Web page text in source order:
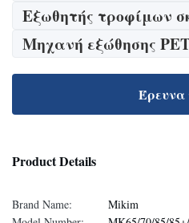
Εξωθητής τροφίμων
Μηχανή εξώθησης
Product Details
Brand Name:
Mikim